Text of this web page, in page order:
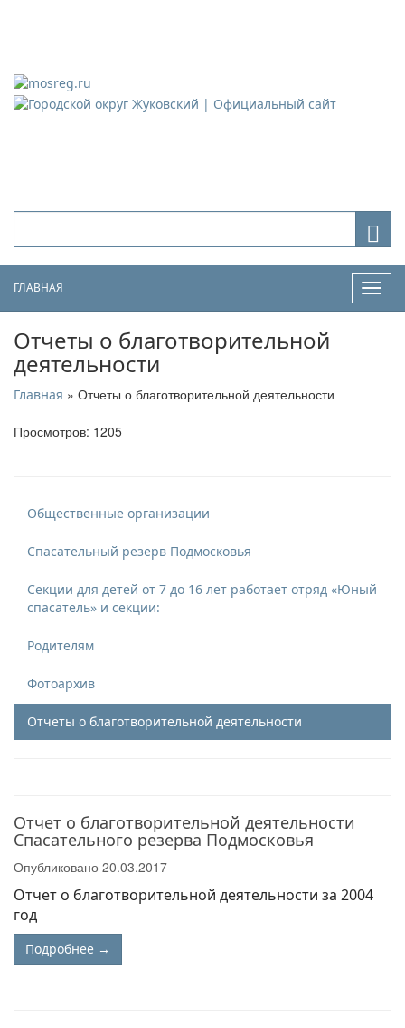
ГЛАВНАЯ
Отчеты о благотворительной
деятельности
Главная » Отчеты о благотворительной деятельности
Просмотров: 1205
Общественные организации
Спасательный резерв Подмосковья
Секции для детей от 7 до 16 лет работает отряд «Юный
спасатель» и секции:
Родителям
Фотоархив
Отчеты о благотворительной деятельности
Отчет о благотворительной деятельности
Спасательного резерва Подмосковья
Опубликовано 20.03.2017
Отчет о благотворительной деятельности за 2004
год
Подробнее →